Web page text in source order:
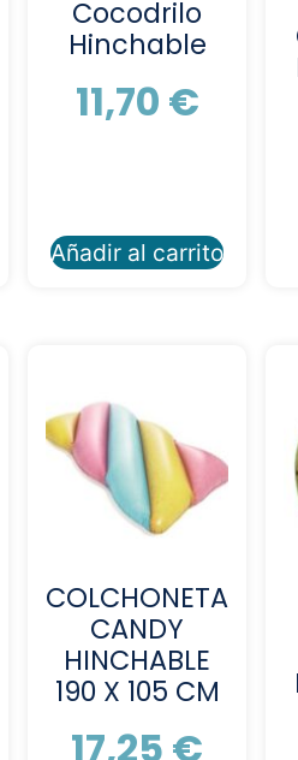
Cocodrilo
Hinchable
11,70 €
Añadir al carrito
COLCHONETA
CANDY
HINCHABLE
190 X 105 CM
17,25 €